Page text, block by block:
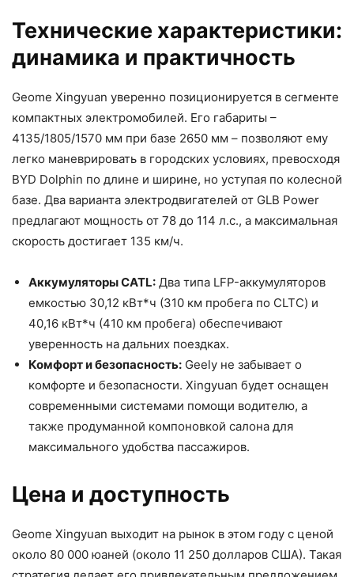
Технические характеристики:
динамика и практичность
Geome Xingyuan уверенно позиционируется в сегменте
компактных электромобилей. Его габариты –
4135/1805/1570 мм при базе 2650 мм – позволяют ему
легко маневрировать в городских условиях, превосходя
BYD Dolphin по длине и ширине, но уступая по колесной
базе. Два варианта электродвигателей от GLB Power
предлагают мощность от 78 до 114 л.с., а максимальная
скорость достигает 135 км/ч.
Аккумуляторы CATL: Два типа LFP-аккумуляторов
емкостью 30,12 кВт*ч (310 км пробега по CLTC) и
40,16 кВт*ч (410 км пробега) обеспечивают
уверенность на дальних поездках.
Комфорт и безопасность: Geely не забывает о
комфорте и безопасности. Xingyuan будет оснащен
современными системами помощи водителю, а
также продуманной компоновкой салона для
максимального удобства пассажиров.
Цена и доступность
Geome Xingyuan выходит на рынок в этом году с ценой
около 80 000 юаней (около 11 250 долларов США). Такая